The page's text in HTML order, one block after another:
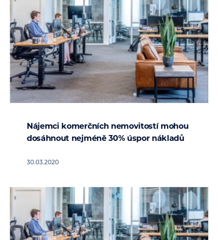
Nájemci komerčních nemovitostí mohou
dosáhnout nejméně 30% úspor nákladů
30.03.2020